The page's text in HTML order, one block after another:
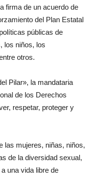
firma de un acuerdo de
del Plan Estatal
públicas de
los niños, los
otros.
Pilar», la mandataria
de los Derechos
respetar, proteger y
las mujeres, niñas, niños,
de la diversidad sexual,
una vida libre de